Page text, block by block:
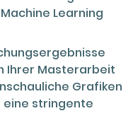
Learning
Ihrer Masterarbeit
Grafiken
eine stringente